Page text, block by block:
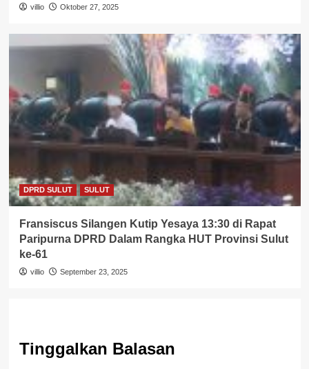
villio Oktober 27, 2025
DPRD SULUT SULUT
Fransiscus Silangen Kutip Yesaya 13:30 di Rapat
Paripurna DPRD Dalam Rangka HUT Provinsi Sulut
ke-61
villio September 23, 2025
Tinggalkan Balasan